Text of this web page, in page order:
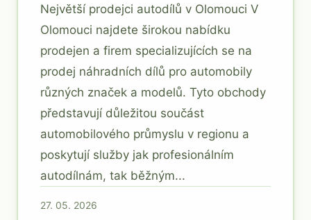
Největší prodejci autodílů v Olomouci V
Olomouci najdete širokou nabídku
prodejen a firem specializujících se na
prodej náhradních dílů pro automobily
různých značek a modelů. Tyto obchody
představují důležitou součást
automobilového průmyslu v regionu a
poskytují služby jak profesionálním
autodílnám, tak běžným...
27. 05. 2026